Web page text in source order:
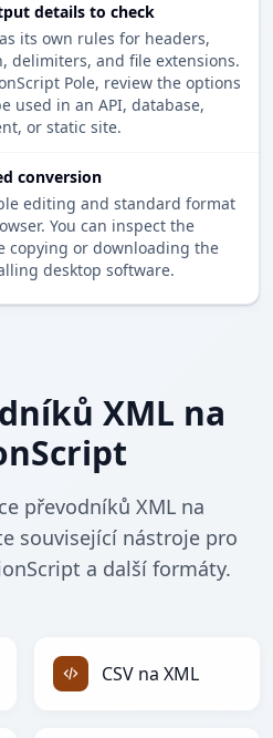
details to check
its own rules for headers,
delimiters, and file extensions.
Pole, review the options
used in an API, database,
or static site.
conversion
editing and standard format
You can inspect the
copying or downloading the
desktop software.
XML na
převodníků XML na
související nástroje pro
a další formáty.
CSV na XML